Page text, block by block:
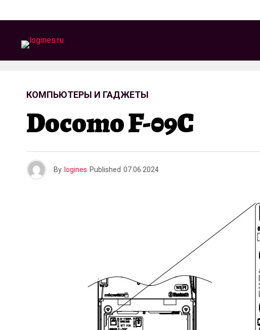
КОМПЬЮТЕРЫ И ГАДЖЕТЫ
Docomo F-09C
By logines Published 07.06.2024